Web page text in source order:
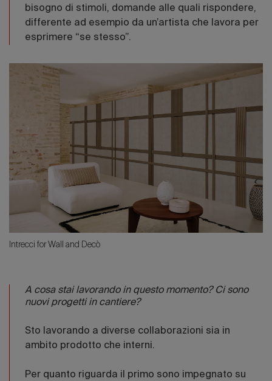
bisogno di stimoli, domande alle quali rispondere,
differente ad esempio da un’artista che lavora per
esprimere “se stesso”.
Intrecci for Wall and Decò
A cosa stai lavorando in questo momento? Ci sono
nuovi progetti in cantiere?
Sto lavorando a diverse collaborazioni sia in
ambito prodotto che interni.
Per quanto riguarda il primo sono impegnato su